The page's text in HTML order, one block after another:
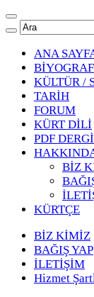
ANA
KÜLTÜR /
TARİH
FORUM
KÜRT DİLİ
PDF DERGİ
BİZ
KÜRTÇE
BİZ KİMİZ
BAĞIŞ YAP
İLETİŞİM
Hizmet